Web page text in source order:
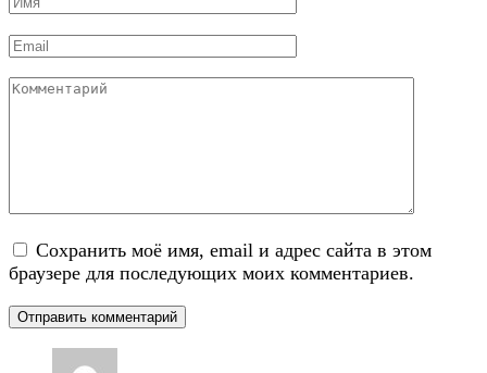
Email
Комментарий
Сохранить моё имя, email и адрес сайта в этом
браузере для последующих моих комментариев.